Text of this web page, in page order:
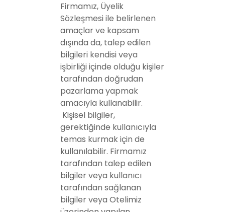
Firmamız, Üyelik
Sözleşmesi ile belirlenen
amaçlar ve kapsam
dışında da, talep edilen
bilgileri kendisi veya
işbirliği içinde olduğu kişiler
tarafından doğrudan
pazarlama yapmak
amacıyla kullanabilir.
Kişisel bilgiler,
gerektiğinde kullanıcıyla
temas kurmak için de
kullanılabilir. Firmamız
tarafından talep edilen
bilgiler veya kullanıcı
tarafından sağlanan
bilgiler veya Otelimiz